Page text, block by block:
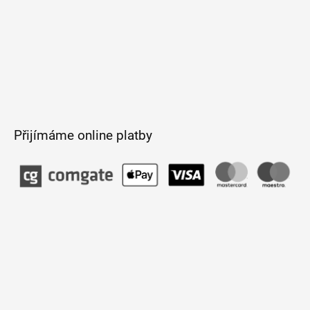
Přijímáme online platby